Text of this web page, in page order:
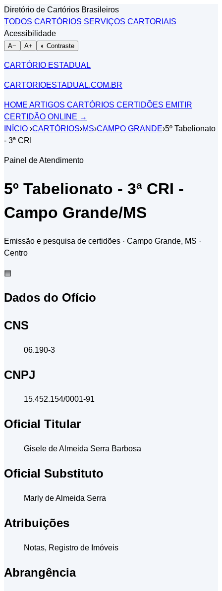
Diretório de Cartórios Brasileiros
TODOS CARTÓRIOS SERVIÇOS CARTORIAIS
Acessibilidade
A− A+ ◐ Contraste
CARTÓRIO ESTADUAL
CARTORIOESTADUAL.COM.BR
HOME ARTIGOS CARTÓRIOS CERTIDÕES EMITIR
CERTIDÃO ONLINE →
INÍCIO ›CARTÓRIOS›MS›CAMPO GRANDE›5º Tabelionato
- 3ª CRI
Painel de Atendimento
5º Tabelionato - 3ª CRI -
Campo Grande/MS
Emissão e pesquisa de certidões · Campo Grande, MS ·
Centro
▤
Dados do Ofício
CNS
06.190-3
CNPJ
15.452.154/0001-91
Oficial Titular
Gisele de Almeida Serra Barbosa
Oficial Substituto
Marly de Almeida Serra
Atribuições
Notas, Registro de Imóveis
Abrangência